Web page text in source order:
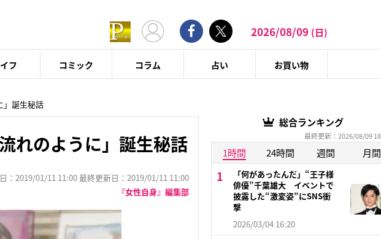
2026/08/09 (日)
フ コミック コラム 占い お買い物
」誕生秘話
れのように」誕生秘話
：2019/01/11 11:00 最終更新日：2019/01/11 11:00
『女性自身』編集部
総合ランキング
最終更新：2026/08/09
1時間 24時間 週間 月間
「何があったんだ」“王子様
俳優”千葉雄大 イベントで
披露した“激変姿”にSNS衝
撃
2026/03/04 16:20